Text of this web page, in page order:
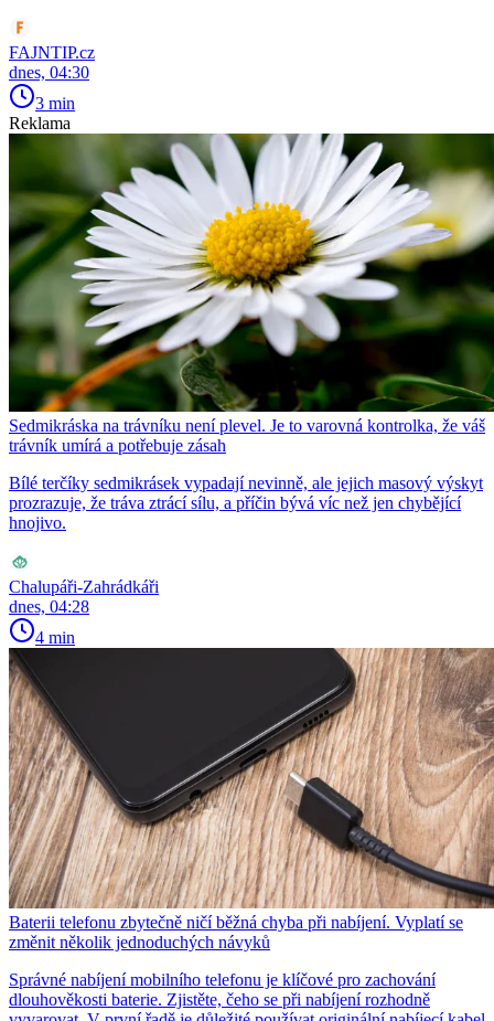
FAJNTIP.cz
dnes, 04:30
3 min
Reklama
Sedmikráska na trávníku není plevel. Je to varovná kontrolka, že váš
trávník umírá a potřebuje zásah
Bílé terčíky sedmikrásek vypadají nevinně, ale jejich masový výskyt
prozrazuje, že tráva ztrácí sílu, a příčin bývá víc než jen chybějící
hnojivo.
Chalupáři-Zahrádkáři
dnes, 04:28
4 min
Baterii telefonu zbytečně ničí běžná chyba při nabíjení. Vyplatí se
změnit několik jednoduchých návyků
Správné nabíjení mobilního telefonu je klíčové pro zachování
dlouhověkosti baterie. Zjistěte, čeho se při nabíjení rozhodně